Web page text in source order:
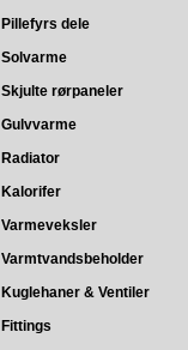
Pillefyrs dele
Solvarme
Skjulte rørpaneler
Gulvvarme
Radiator
Kalorifer
Varmeveksler
Varmtvandsbeholder
Kuglehaner & Ventiler
Fittings